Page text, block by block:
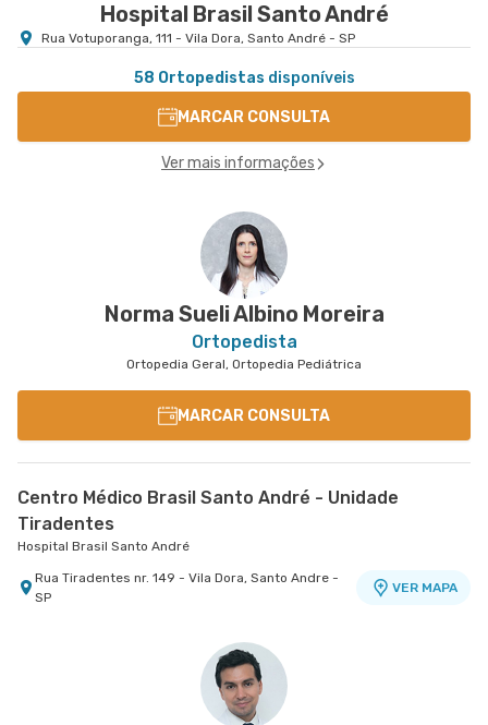
Hospital Brasil Santo André
Rua Votuporanga, 111 - Vila Dora, Santo André - SP
58 Ortopedistas disponíveis
MARCAR CONSULTA
Ver mais informações
Norma Sueli Albino Moreira
Ortopedista
Ortopedia Geral, Ortopedia Pediátrica
MARCAR CONSULTA
Centro Médico Brasil Santo André - Unidade
Tiradentes
Hospital Brasil Santo André
Rua Tiradentes nr. 149 - Vila Dora, Santo Andre -
SP
VER MAPA